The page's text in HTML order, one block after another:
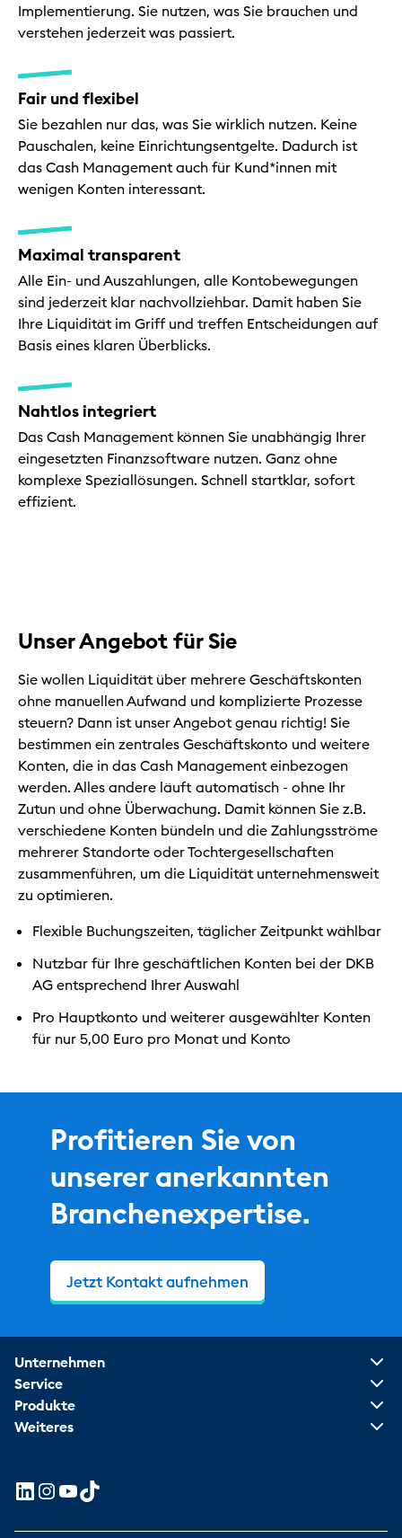
Implementierung. Sie nutzen, was Sie brauchen und
verstehen jederzeit was passiert.
Fair und flexibel
Sie bezahlen nur das, was Sie wirklich nutzen. Keine
Pauschalen, keine Einrichtungsentgelte. Dadurch ist
das Cash Management auch für Kund*innen mit
wenigen Konten interessant.
Maximal transparent
Alle Ein- und Auszahlungen, alle Kontobewegungen
sind jederzeit klar nachvollziehbar. Damit haben Sie
Ihre Liquidität im Griff und treffen Entscheidungen auf
Basis eines klaren Überblicks.
Nahtlos integriert
Das Cash Management können Sie unabhängig Ihrer
eingesetzten Finanzsoftware nutzen. Ganz ohne
komplexe Speziallösungen. Schnell startklar, sofort
effizient.
Unser Angebot für Sie
Sie wollen Liquidität über mehrere Geschäftskonten
ohne manuellen Aufwand und komplizierte Prozesse
steuern? Dann ist unser Angebot genau richtig! Sie
bestimmen ein zentrales Geschäftskonto und weitere
Konten, die in das Cash Management einbezogen
werden. Alles andere läuft automatisch - ohne Ihr
Zutun und ohne Überwachung. Damit können Sie z.B.
verschiedene Konten bündeln und die Zahlungsströme
mehrerer Standorte oder Tochtergesellschaften
zusammenführen, um die Liquidität unternehmensweit
zu optimieren.
Flexible Buchungszeiten, täglicher Zeitpunkt wählbar
Nutzbar für Ihre geschäftlichen Konten bei der DKB
AG entsprechend Ihrer Auswahl
Pro Hauptkonto und weiterer ausgewählter Konten
für nur 5,00 Euro pro Monat und Konto
Profitieren Sie von
unserer anerkannten
Branchenexpertise.
Jetzt Kontakt aufnehmen
Unternehmen
Service
Produkte
Weiteres